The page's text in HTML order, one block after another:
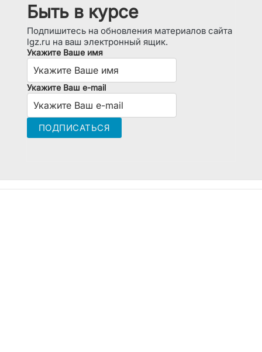
Быть в курсе
Подпишитесь на обновления материалов сайта
lgz.ru на ваш электронный ящик.
Укажите Ваше имя
Укажите Ваш e-mail